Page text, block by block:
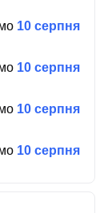
10 серпня
10 серпня
10 серпня
10 серпня